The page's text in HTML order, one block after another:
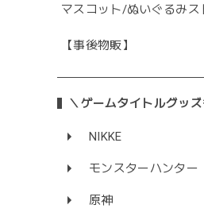
マスコット/ぬいぐるみス
【事後物販】
＼ゲームタイトルグッ
NIKKE
モンスターハンター
原神